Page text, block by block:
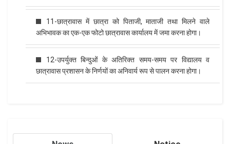
11-छात्रावास में छात्रा को पिताजी, माताजी तथा मिलने वाले
अभिभावक का एक-एक फोटो छात्रावास कार्यालय में जमा करना होगा।
12-उपर्युक्त बिन्दुओं के अतिरिक्त समय-समय पर विद्यालय व
छात्रावास प्रशासन के निर्णयों का अनिवार्य रूप से पालन करना होगा।